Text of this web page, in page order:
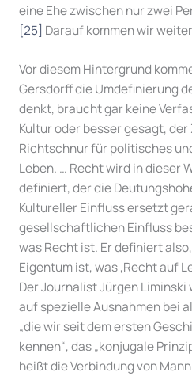
eine Ehe zwischen nur zwei
[25] Darauf kommen wir
Vor diesem Hintergrund
Gersdorff die Umdefinierung
denkt, braucht gar keine
Kultur oder besser gesagt,
Richtschnur für politisches
Leben. … Recht wird in dieser
definiert, der die
Kultureller Einfluss ersetzt
gesellschaftlichen Einfluss
was Recht ist. Er definiert
Eigentum ist, was ‚Recht auf
Der Journalist Jürgen
auf spezielle Ausnahmen bei
„die wir seit dem ersten
kennen“, das „konjugale
heißt die Verbindung von